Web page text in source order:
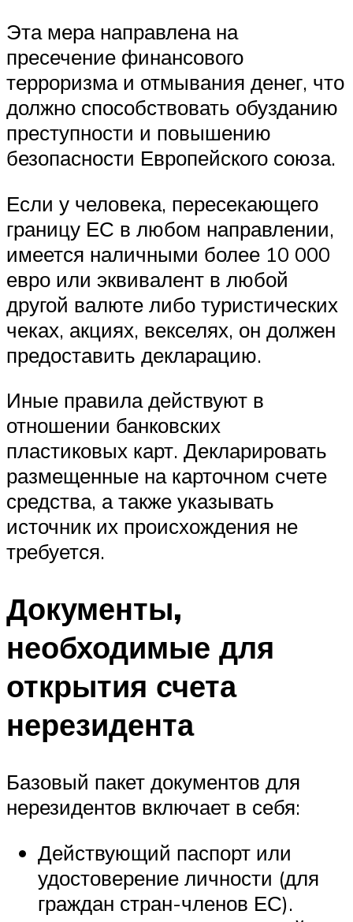
Эта мера направлена на
пресечение финансового
терроризма и отмывания денег, что
должно способствовать обузданию
преступности и повышению
безопасности Европейского союза.
Если у человека, пересекающего
границу ЕС в любом направлении,
имеется наличными более 10 000
евро или эквивалент в любой
другой валюте либо туристических
чеках, акциях, векселях, он должен
предоставить декларацию.
Иные правила действуют в
отношении банковских
пластиковых карт. Декларировать
размещенные на карточном счете
средства, а также указывать
источник их происхождения не
требуется.
Документы,
необходимые для
открытия счета
нерезидента
Базовый пакет документов для
нерезидентов включает в себя:
Действующий паспорт или
удостоверение личности (для
граждан стран-членов ЕС).